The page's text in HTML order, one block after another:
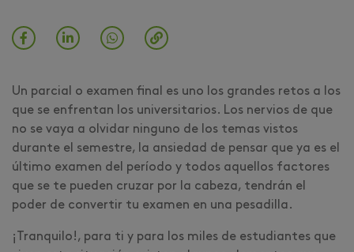
Un parcial o examen final es uno los grandes retos a los
que se enfrentan los universitarios. Los nervios de que
no se vaya a olvidar ninguno de los temas vistos
durante el semestre, la ansiedad de pensar que ya es el
último examen del período y todos aquellos factores
que se te pueden cruzar por la cabeza, tendrán el
poder de convertir tu examen en una pesadilla.
¡Tranquilo!, para ti y para los miles de estudiantes que